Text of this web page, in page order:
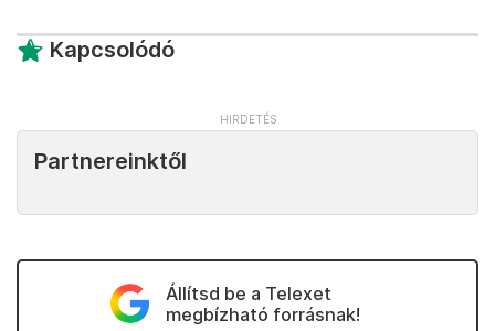
Kapcsolódó
Partnereinktől
Állítsd be a Telexet
megbízható forrásnak!